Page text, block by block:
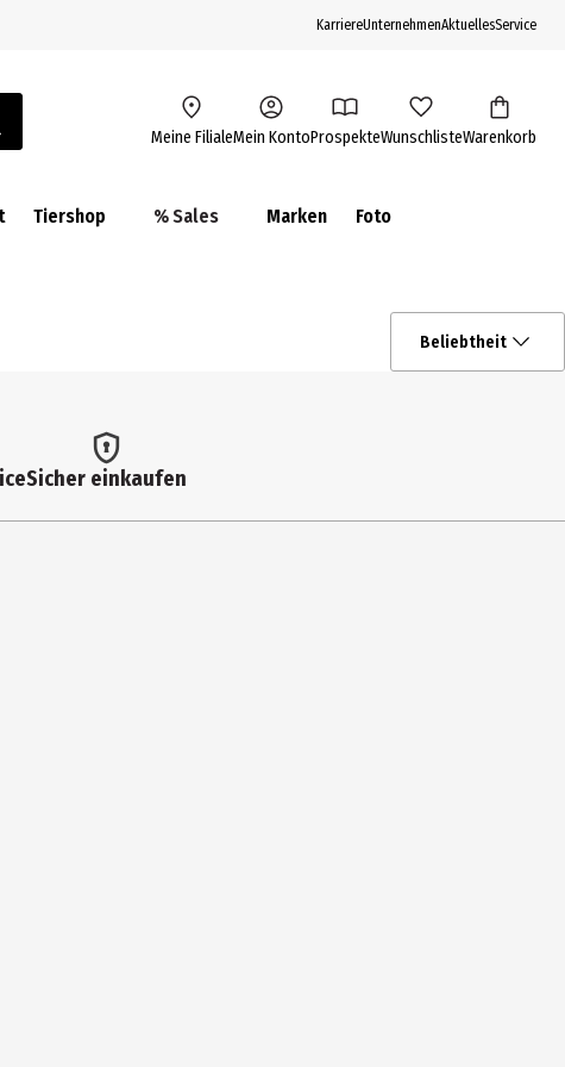
KarriereUnternehmenAktuellesService
Meine FilialeMein KontoProspekteWunschlisteWarenkorb
Tiershop % Sales Marken Foto
Beliebtheit
Sicher einkaufen